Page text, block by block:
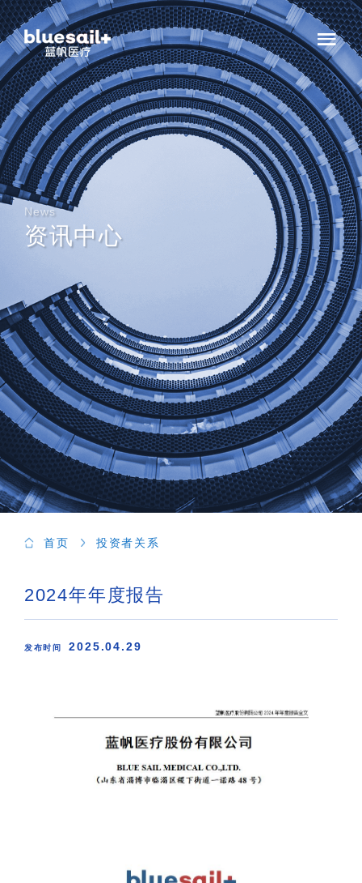
News
资讯中心
首页 投资者关系
2024年年度报告
发布时间 2025.04.29